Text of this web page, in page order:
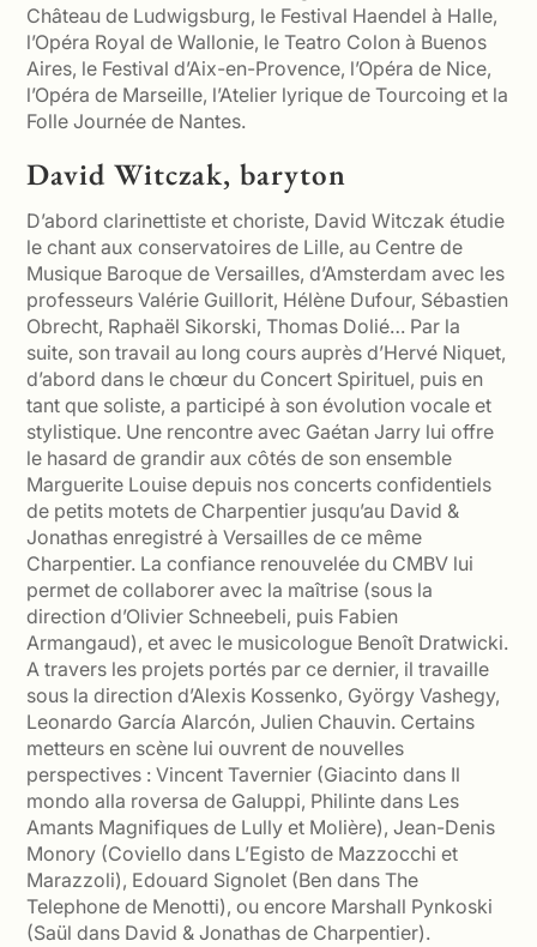
Château de Ludwigsburg, le Festival Haendel à Halle,
l’Opéra Royal de Wallonie, le Teatro Colon à Buenos
Aires, le Festival d’Aix-en-Provence, l’Opéra de Nice,
l’Opéra de Marseille, l’Atelier lyrique de Tourcoing et la
Folle Journée de Nantes.
David Witczak, baryton
D’abord clarinettiste et choriste, David Witczak étudie
le chant aux conservatoires de Lille, au Centre de
Musique Baroque de Versailles, d’Amsterdam avec les
professeurs Valérie Guillorit, Hélène Dufour, Sébastien
Obrecht, Raphaël Sikorski, Thomas Dolié… Par la
suite, son travail au long cours auprès d’Hervé Niquet,
d’abord dans le chœur du Concert Spirituel, puis en
tant que soliste, a participé à son évolution vocale et
stylistique. Une rencontre avec Gaétan Jarry lui offre
le hasard de grandir aux côtés de son ensemble
Marguerite Louise depuis nos concerts confidentiels
de petits motets de Charpentier jusqu’au David &
Jonathas enregistré à Versailles de ce même
Charpentier. La confiance renouvelée du CMBV lui
permet de collaborer avec la maîtrise (sous la
direction d’Olivier Schneebeli, puis Fabien
Armangaud), et avec le musicologue Benoît Dratwicki.
A travers les projets portés par ce dernier, il travaille
sous la direction d’Alexis Kossenko, György Vashegy,
Leonardo García Alarcón, Julien Chauvin. Certains
metteurs en scène lui ouvrent de nouvelles
perspectives : Vincent Tavernier (Giacinto dans Il
mondo alla roversa de Galuppi, Philinte dans Les
Amants Magnifiques de Lully et Molière), Jean-Denis
Monory (Coviello dans L’Egisto de Mazzocchi et
Marazzoli), Edouard Signolet (Ben dans The
Telephone de Menotti), ou encore Marshall Pynkoski
(Saül dans David & Jonathas de Charpentier).